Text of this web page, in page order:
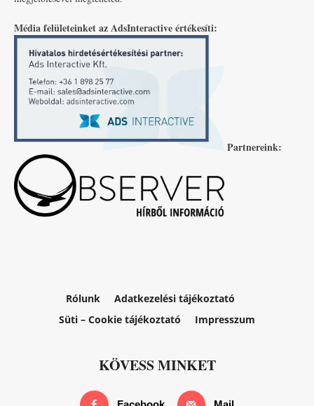
Média felületeinket az AdsInteractive értékesíti:
Partnereink:
Rólunk
Adatkezelési tájékoztató
Süti – Cookie tájékoztató
Impresszum
KÖVESS MINKET